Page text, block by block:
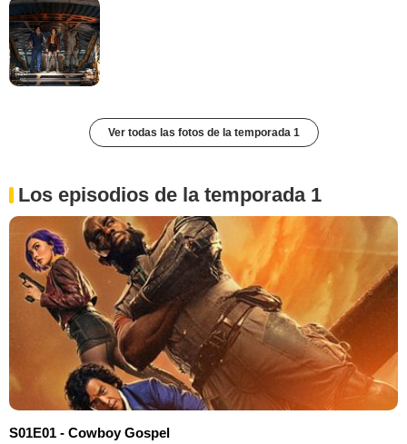
Ver todas las fotos de la temporada 1
Los episodios de la temporada 1
S01E01 - Cowboy Gospel